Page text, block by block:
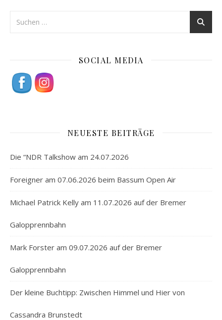
SOCIAL MEDIA
NEUESTE BEITRÄGE
Die “NDR Talkshow am 24.07.2026
Foreigner am 07.06.2026 beim Bassum Open Air
Michael Patrick Kelly am 11.07.2026 auf der Bremer
Galopprennbahn
Mark Forster am 09.07.2026 auf der Bremer
Galopprennbahn
Der kleine Buchtipp: Zwischen Himmel und Hier von
Cassandra Brunstedt